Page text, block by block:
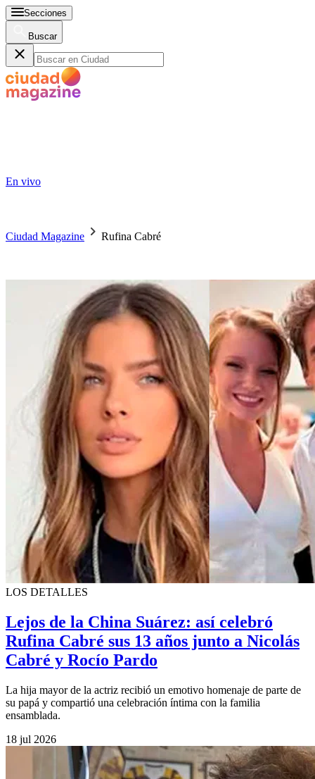
Secciones
Buscar
En vivo
Ciudad Magazine Rufina Cabré
LOS DETALLES
Lejos de la China Suárez: así celebró
Rufina Cabré sus 13 años junto a Nicolás
Cabré y Rocío Pardo
La hija mayor de la actriz recibió un emotivo homenaje de parte de
su papá y compartió una celebración íntima con la familia
ensamblada.
18 jul 2026